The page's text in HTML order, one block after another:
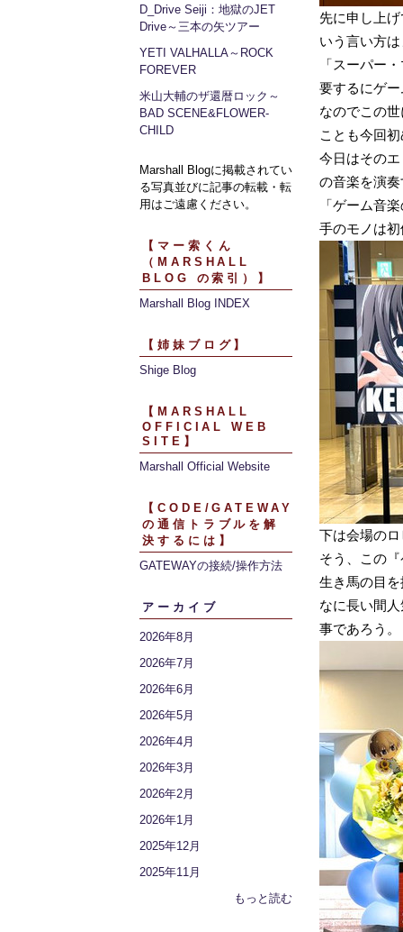
D_Drive Seiji：地獄のJET
Drive～三本の矢ツアー
YETI VALHALLA～ROCK
FOREVER
米山大輔のザ還暦ロック～
BAD SCENE&FLOWER-
CHILD
Marshall Blogに掲載されてい
る写真並びに記事の転載・転
用はご遠慮ください。
【マー索くん
（MARSHALL
BLOG の索引）】
Marshall Blog INDEX
【姉妹ブログ】
Shige Blog
【MARSHALL
OFFICIAL WEB
SITE】
Marshall Official Website
【CODE/GATEWAY
の通信トラブルを解
決するには】
GATEWAYの接続/操作方法
アーカイブ
2026年8月
2026年7月
2026年6月
2026年5月
2026年4月
2026年3月
2026年2月
2026年1月
2025年12月
2025年11月
もっと読む
先に申し上
いう言い方
「スーパー
要するにゲ
なのでこの
ことも今回
今日はその
の音楽を演
「ゲーム音
手のモノは
下は会場の
そう、この
生き馬の目
なに長い間
事であろう。